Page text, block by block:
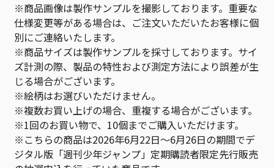
※商品画像は製作サンプルを撮影しております。重要な
仕様変更等がある場合は、ご注文いただいたお客様に個
別にご連絡いたします。
※商品サイズは製作サンプルを採寸しております。サイ
ズ計測の際、製品の特性および測定方法により誤差が生
じる場合がございます。
※絵柄はお選びいただけません。
※複数お買い上げの場合、重複する場合がございます。
※1回のお買い物で、10個までご購入いただけます。
※こちらの商品は2026年6月22日～6月26日の期間でデ
ジタル版「週刊少年ジャンプ」定期購読者限定先行販売